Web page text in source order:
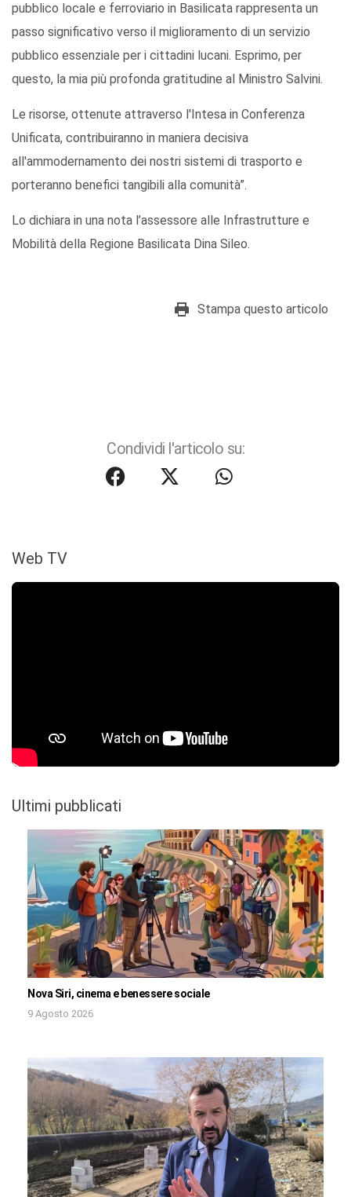
pubblico locale e ferroviario in Basilicata rappresenta un
passo significativo verso il miglioramento di un servizio
pubblico essenziale per i cittadini lucani. Esprimo, per
questo, la mia più profonda gratitudine al Ministro Salvini.
Le risorse, ottenute attraverso l'Intesa in Conferenza
Unificata, contribuiranno in maniera decisiva
all'ammodernamento dei nostri sistemi di trasporto e
porteranno benefici tangibili alla comunità”.
Lo dichiara in una nota l’assessore alle Infrastrutture e
Mobilità della Regione Basilicata Dina Sileo.
Stampa questo articolo
Condividi l'articolo su:
Web TV
Ultimi pubblicati
Nova Siri, cinema e benessere sociale
9 Agosto 2026